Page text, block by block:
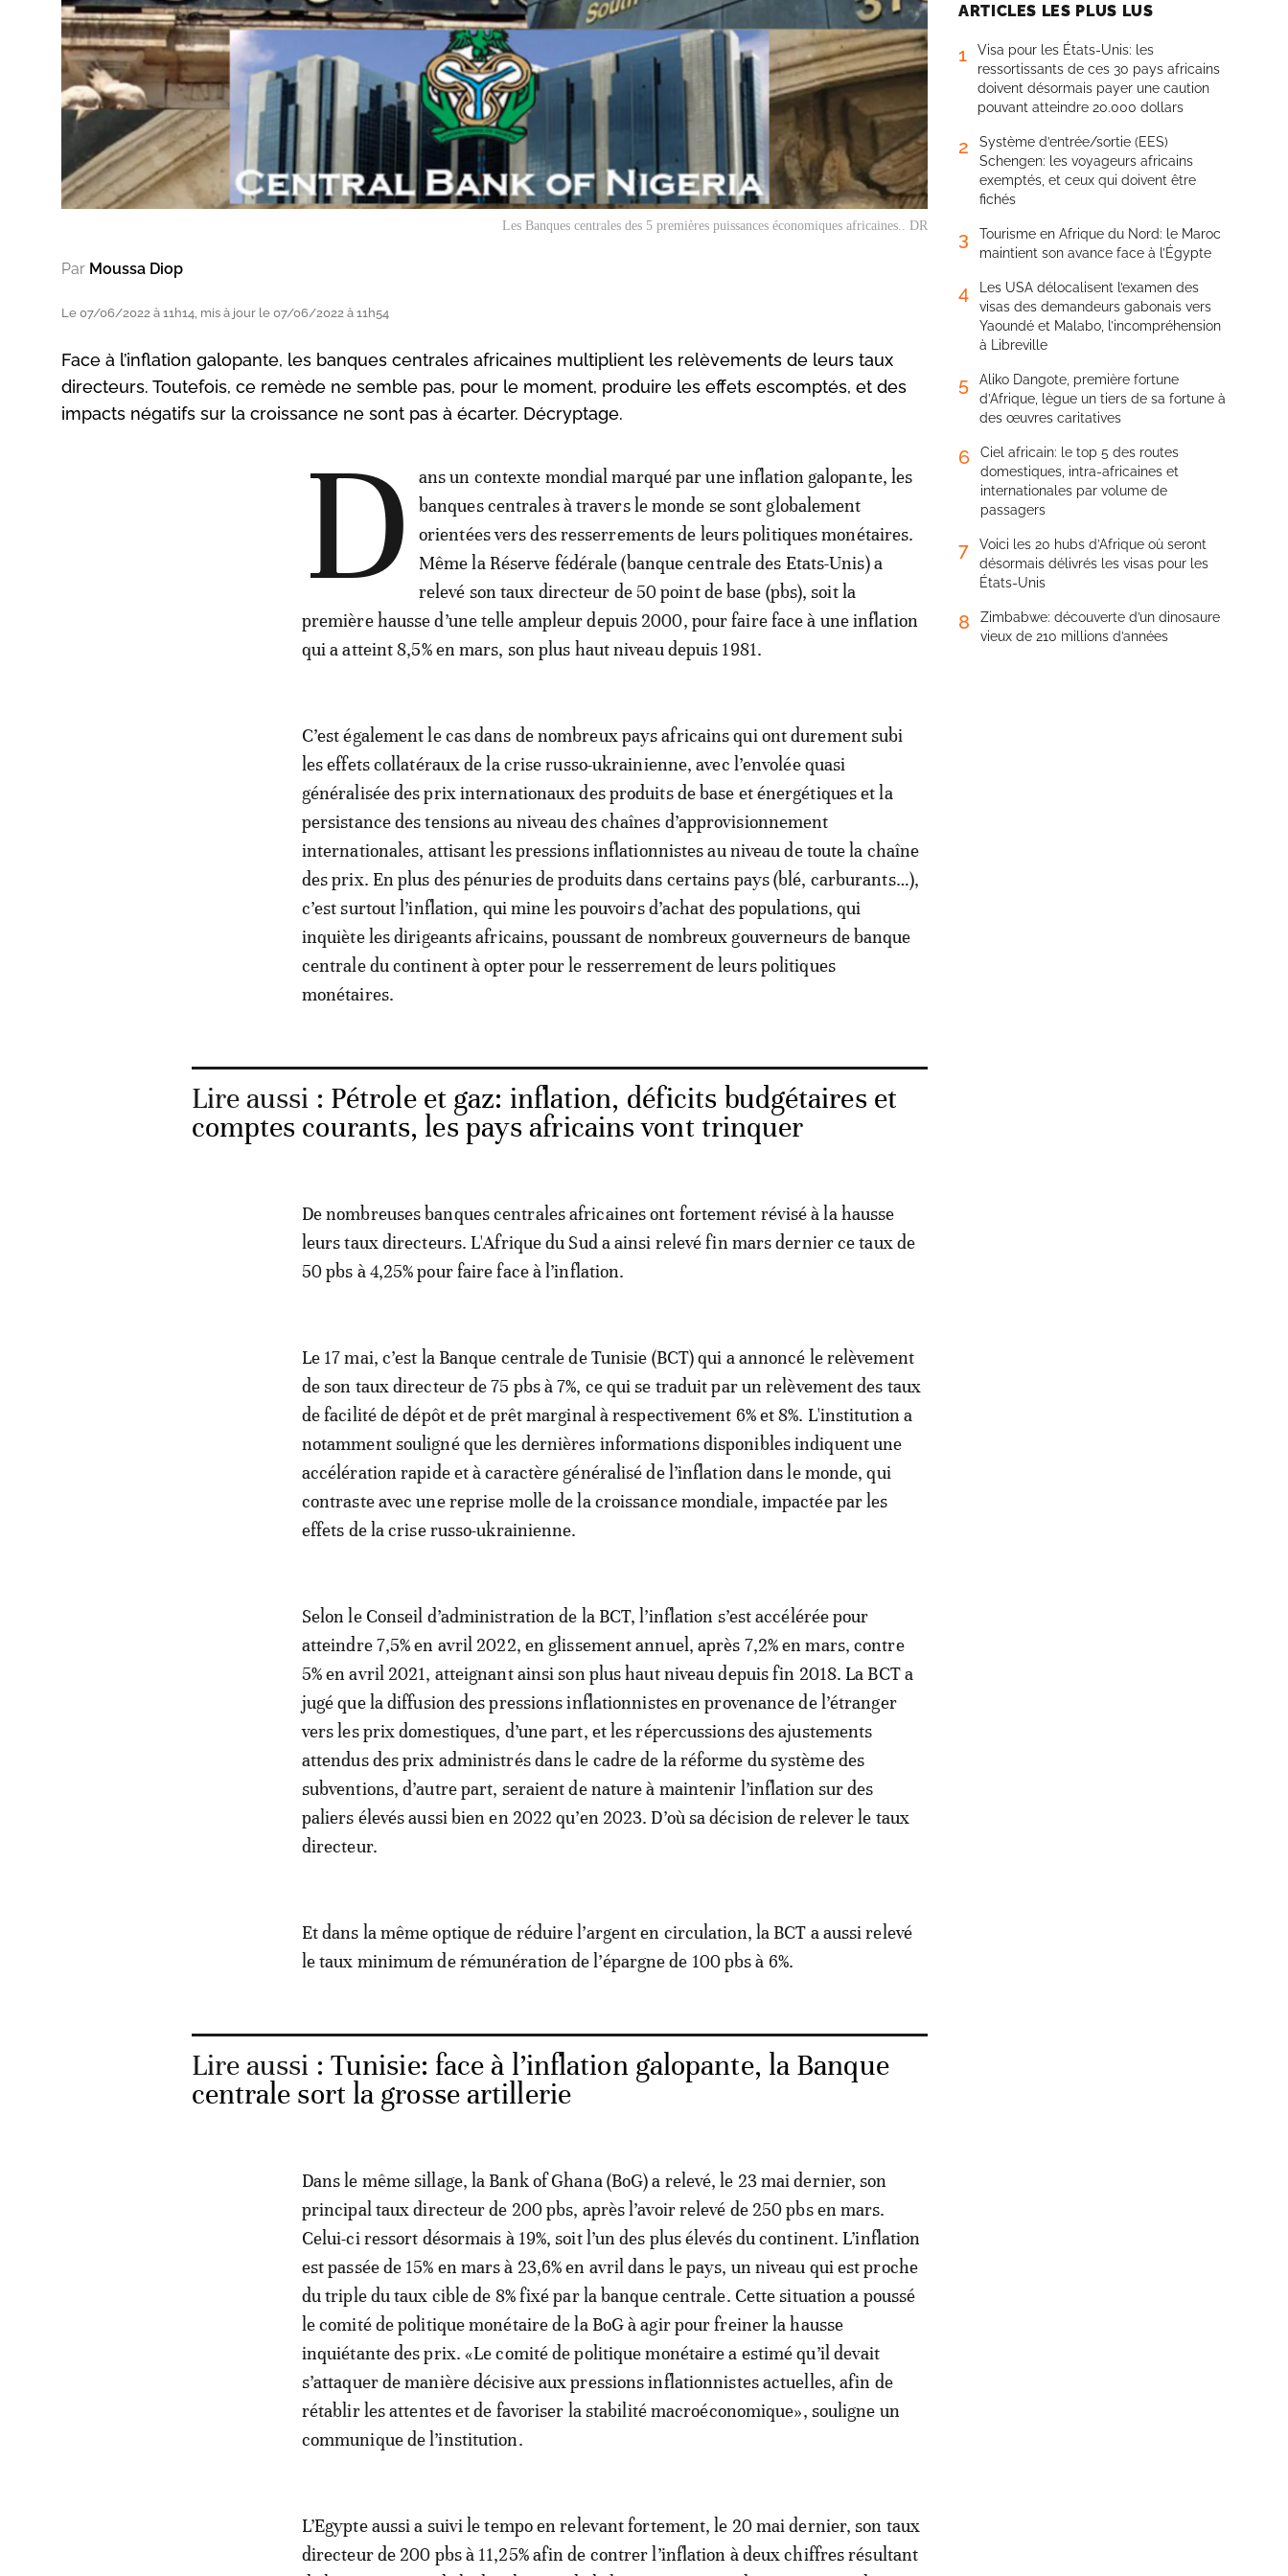
Les Banques centrales des 5 premières puissances économiques africaines.. DR
Par Moussa Diop
Le 07/06/2022 à 11h14, mis à jour le 07/06/2022 à 11h54
Face à l’inflation galopante, les banques centrales africaines multiplient les relèvements de leurs taux
directeurs. Toutefois, ce remède ne semble pas, pour le moment, produire les effets escomptés, et des
impacts négatifs sur la croissance ne sont pas à écarter. Décryptage.
D
ans un contexte mondial marqué par une inflation galopante, les
banques centrales à travers le monde se sont globalement
orientées vers des resserrements de leurs politiques monétaires.
Même la Réserve fédérale (banque centrale des Etats-Unis) a
relevé son taux directeur de 50 point de base (pbs), soit la
première hausse d’une telle ampleur depuis 2000, pour faire face à une inflation
qui a atteint 8,5% en mars, son plus haut niveau depuis 1981.
C’est également le cas dans de nombreux pays africains qui ont durement subi
les effets collatéraux de la crise russo-ukrainienne, avec l’envolée quasi
généralisée des prix internationaux des produits de base et énergétiques et la
persistance des tensions au niveau des chaînes d’approvisionnement
internationales, attisant les pressions inflationnistes au niveau de toute la chaîne
des prix. En plus des pénuries de produits dans certains pays (blé, carburants…),
c’est surtout l’inflation, qui mine les pouvoirs d’achat des populations, qui
inquiète les dirigeants africains, poussant de nombreux gouverneurs de banque
centrale du continent à opter pour le resserrement de leurs politiques
monétaires.
Lire aussi : Pétrole et gaz: inflation, déficits budgétaires et
comptes courants, les pays africains vont trinquer
De nombreuses banques centrales africaines ont fortement révisé à la hausse
leurs taux directeurs. L'Afrique du Sud a ainsi relevé fin mars dernier ce taux de
50 pbs à 4,25% pour faire face à l’inflation.
Le 17 mai, c’est la Banque centrale de Tunisie (BCT) qui a annoncé le relèvement
de son taux directeur de 75 pbs à 7%, ce qui se traduit par un relèvement des taux
de facilité de dépôt et de prêt marginal à respectivement 6% et 8%. L'institution a
notamment souligné que les dernières informations disponibles indiquent une
accélération rapide et à caractère généralisé de l’inflation dans le monde, qui
contraste avec une reprise molle de la croissance mondiale, impactée par les
effets de la crise russo-ukrainienne.
Selon le Conseil d’administration de la BCT, l’inflation s’est accélérée pour
atteindre 7,5% en avril 2022, en glissement annuel, après 7,2% en mars, contre
5% en avril 2021, atteignant ainsi son plus haut niveau depuis fin 2018. La BCT a
jugé que la diffusion des pressions inflationnistes en provenance de l’étranger
vers les prix domestiques, d’une part, et les répercussions des ajustements
attendus des prix administrés dans le cadre de la réforme du système des
subventions, d’autre part, seraient de nature à maintenir l’inflation sur des
paliers élevés aussi bien en 2022 qu’en 2023. D’où sa décision de relever le taux
directeur.
Et dans la même optique de réduire l’argent en circulation, la BCT a aussi relevé
le taux minimum de rémunération de l’épargne de 100 pbs à 6%.
Lire aussi : Tunisie: face à l’inflation galopante, la Banque
centrale sort la grosse artillerie
Dans le même sillage, la Bank of Ghana (BoG) a relevé, le 23 mai dernier, son
principal taux directeur de 200 pbs, après l’avoir relevé de 250 pbs en mars.
Celui-ci ressort désormais à 19%, soit l’un des plus élevés du continent. L’inflation
est passée de 15% en mars à 23,6% en avril dans le pays, un niveau qui est proche
du triple du taux cible de 8% fixé par la banque centrale. Cette situation a poussé
le comité de politique monétaire de la BoG à agir pour freiner la hausse
inquiétante des prix. «Le comité de politique monétaire a estimé qu’il devait
s’attaquer de manière décisive aux pressions inflationnistes actuelles, afin de
rétablir les attentes et de favoriser la stabilité macroéconomique», souligne un
communique de l’institution.
L’Egypte aussi a suivi le tempo en relevant fortement, le 20 mai dernier, son taux
directeur de 200 pbs à 11,25% afin de contrer l’inflation à deux chiffres résultant
ARTICLES LES PLUS LUS
1
Visa pour les États-Unis: les
ressortissants de ces 30 pays africains
doivent désormais payer une caution
pouvant atteindre 20.000 dollars
2
Système d’entrée/sortie (EES)
Schengen: les voyageurs africains
exemptés, et ceux qui doivent être
fichés
3
Tourisme en Afrique du Nord: le Maroc
maintient son avance face à l’Égypte
4
Les USA délocalisent l’examen des
visas des demandeurs gabonais vers
Yaoundé et Malabo, l’incompréhension
à Libreville
5
Aliko Dangote, première fortune
d’Afrique, lègue un tiers de sa fortune à
des œuvres caritatives
6
Ciel africain: le top 5 des routes
domestiques, intra-africaines et
internationales par volume de
passagers
7
Voici les 20 hubs d’Afrique où seront
désormais délivrés les visas pour les
États-Unis
8
Zimbabwe: découverte d’un dinosaure
vieux de 210 millions d’années